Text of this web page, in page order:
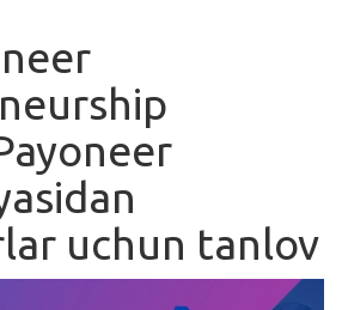
uchun tanlov